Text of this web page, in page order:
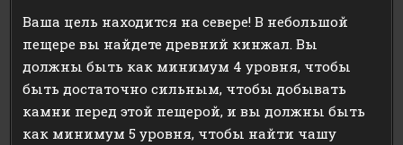
Ваша цель находится на севере! В небольшой
пещере вы найдете древний кинжал. Вы
должны быть как минимум 4 уровня, чтобы
быть достаточно сильным, чтобы добывать
камни перед этой пещерой, и вы должны быть
как минимум 5 уровня, чтобы найти чашу